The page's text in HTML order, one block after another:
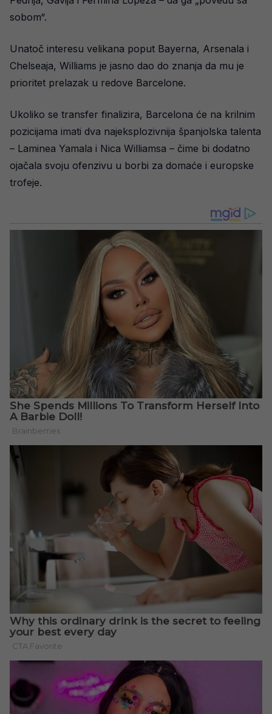
sobom“.
Unatoč interesu velikana poput Bayerna, Arsenala i
Chelseaja, Williams je jasno dao do znanja da mu je
prioritet prelazak u redove Barcelone.
Ukoliko se transfer finalizira, Barcelona će na krilnim
pozicijama imati dva najeksplozivnija španjolska talenta
– Laminea Yamala i Nica Williamsa – čime bi dodatno
ojačala svoju ofenzivu u borbi za domaće i europske
trofeje.